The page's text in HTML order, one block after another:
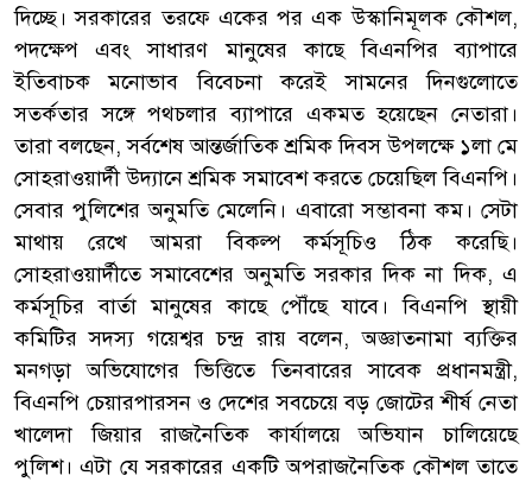
দিচ্ছে। সরকারের তরফে একের পর এক উস্কানিমূলক কৌশল,
পদক্ষেপ এবং সাধারণ মানুষের কাছে বিএনপির ব্যাপারে
ইতিবাচক মনোভাব বিবেচনা করেই সামনের দিনগুলোতে
সতর্কতার সঙ্গে পথচলার ব্যাপারে একমত হয়েছেন নেতারা।
তারা বলছেন, সর্বশেষ আন্তর্জাতিক শ্রমিক দিবস উপলক্ষে ১লা মে
সোহরাওয়ার্দী উদ্যানে শ্রমিক সমাবেশ করতে চেয়েছিল বিএনপি।
সেবার পুলিশের অনুমতি মেলেনি। এবারো সম্ভাবনা কম। সেটা
মাথায় রেখে আমরা বিকল্প কর্মসূচিও ঠিক করেছি।
সোহরাওয়ার্দীতে সমাবেশের অনুমতি সরকার দিক না দিক, এ
কর্মসূচির বার্তা মানুষের কাছে পৌঁছে যাবে। বিএনপি স্থায়ী
কমিটির সদস্য গয়েশ্বর চন্দ্র রায় বলেন, অজ্ঞাতনামা ব্যক্তির
মনগড়া অভিযোগের ভিত্তিতে তিনবারের সাবেক প্রধানমন্ত্রী,
বিএনপি চেয়ারপারসন ও দেশের সবচেয়ে বড় জোটের শীর্ষ নেতা
খালেদা জিয়ার রাজনৈতিক কার্যালয়ে অভিযান চালিয়েছে
পুলিশ। এটা যে সরকারের একটি অপরাজনৈতিক কৌশল তাতে